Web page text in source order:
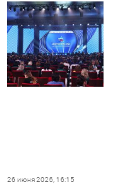
26 июня 2026, 16:15